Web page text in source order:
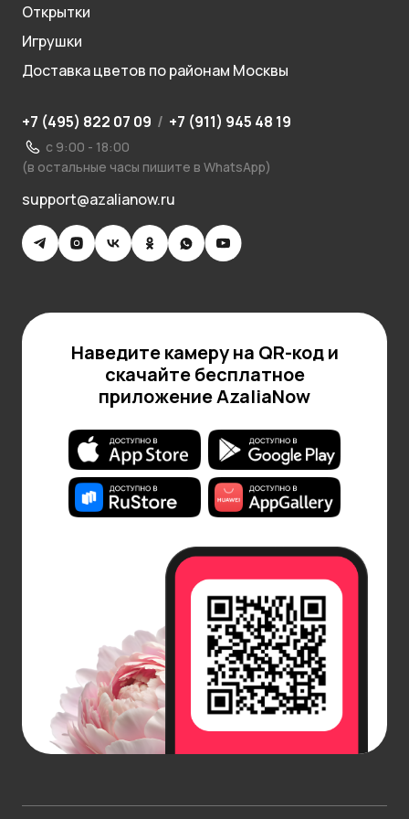
Открытки
Игрушки
Доставка цветов по районам Москвы
+7 (495) 822 07 09 / +7 (911) 945 48 19
с 9:00 - 18:00
(в остальные часы пишите в WhatsApp)
support@azalianow.ru
Наведите камеру на QR-код и
скачайте бесплатное
приложение AzaliaNow